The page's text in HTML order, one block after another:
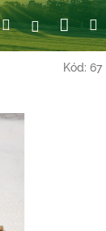
HledatPřihlášení
Kód: 67